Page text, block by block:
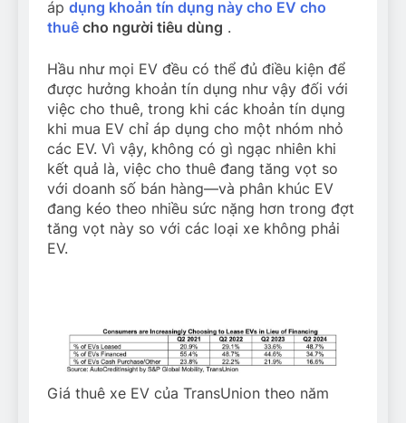
áp dụng khoản tín dụng này cho EV cho
thuê cho người tiêu dùng .
Hầu như mọi EV đều có thể đủ điều kiện để
được hưởng khoản tín dụng như vậy đối với
việc cho thuê, trong khi các khoản tín dụng
khi mua EV chỉ áp dụng cho một nhóm nhỏ
các EV. Vì vậy, không có gì ngạc nhiên khi
kết quả là, việc cho thuê đang tăng vọt so
với doanh số bán hàng—và phân khúc EV
đang kéo theo nhiều sức nặng hơn trong đợt
tăng vọt này so với các loại xe không phải
EV.
Giá thuê xe EV của TransUnion theo năm